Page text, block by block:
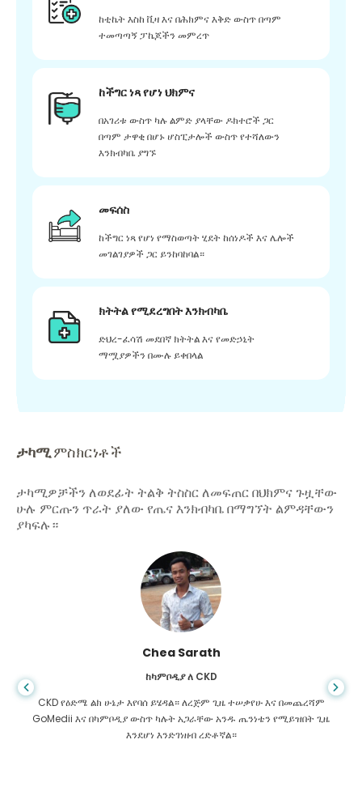
ከቲኬት እስከ ቪዛ እና በሕክምና እቅድ ውስጥ በጣም
ተመጣጣኝ ፓኬጆችን መምረጥ
ከችግር ነጻ የሆነ ህክምና
በአገሪቱ ውስጥ ካሉ ልምድ ያላቸው ዶክተሮች ጋር
በጣም ታዋቂ በሆኑ ሆስፒታሎች ውስጥ የተሻለውን
እንክብካቤ ያግኙ
መፍሰስ
ከችግር ነጻ የሆነ የማስወጣት ሂደት ከሰነዶች እና ሌሎች
መገልገያዎች ጋር ይንከባከባል።
ክትትል የሚደረግበት እንክብካቤ
ድህረ-ፈሳሽ መደበኛ ክትትል እና የመድኃኒት
ማሟያዎችን በሙሉ ይቀበላል
ታካሚምስክርነቶች
ታካሚዎቻችን ለወደፊት ትልቅ ትስስር ለመፍጠር በህክምና ጉዟቸው
ሁሉ ምርጡን ጥራት ያለው የጤና እንክብካቤ በማግኘት ልምዳቸውን
ያካፍሉ።
አሪፍ ሀፊዝ
ከባንግላዴሽ ለጉበት ሲርሆሲስ
መቼም ህይወት የተሳሳተ አቅጣጫ እንደምትወስድ አታውቅም ፣ በጉበት ለኮምትሬ
ስመረመር ፣ የምሄድበት ቦታ አልነበረኝም። የእኔ ገንዘብ ያነሰ ነበር እና ምን ማድረግ
እንዳለብኝ አላውቅም ነበር. በባንግላዲሽ ካለው የ GoMedii አጋር ጋር ተገናኘሁ።